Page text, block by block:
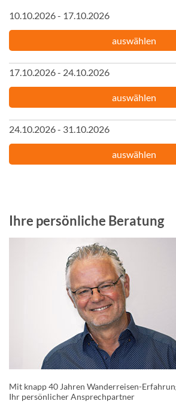
10.10.2026 - 17.10.2026
auswählen
17.10.2026 - 24.10.2026
auswählen
24.10.2026 - 31.10.2026
auswählen
Ihre persönliche Beratung
Mit knapp 40 Jahren Wanderreisen-
Ihr persönlicher Ansprechpartner